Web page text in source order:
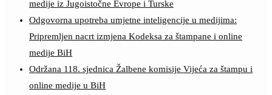
medije iz Jugoistočne Evrope i Turske
Odgovorna upotreba umjetne inteligencije u medijima:
Pripremljen nacrt izmjena Kodeksa za štampane i online
medije BiH
Održana 118. sjednica Žalbene komisije Vijeća za štampu i
online medije u BiH